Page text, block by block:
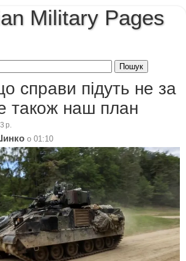
Military Pages
справи підуть не за
також наш план
р.
о 01:10